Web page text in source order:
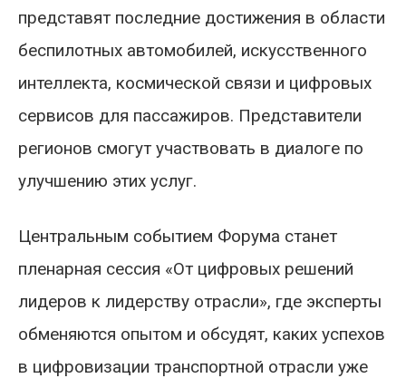
представят последние достижения в области
беспилотных автомобилей, искусственного
интеллекта, космической связи и цифровых
сервисов для пассажиров. Представители
регионов смогут участвовать в диалоге по
улучшению этих услуг.
Центральным событием Форума станет
пленарная сессия «От цифровых решений
лидеров к лидерству отрасли», где эксперты
обменяются опытом и обсудят, каких успехов
в цифровизации транспортной отрасли уже